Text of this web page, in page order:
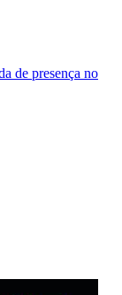
de presença no